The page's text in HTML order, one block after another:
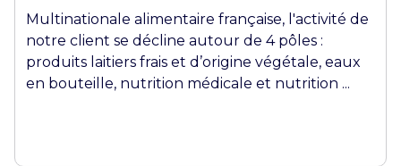
Multinationale alimentaire française, l'activité de
notre client se décline autour de 4 pôles :
produits laitiers frais et d’origine végétale, eaux
en bouteille, nutrition médicale et nutrition ...